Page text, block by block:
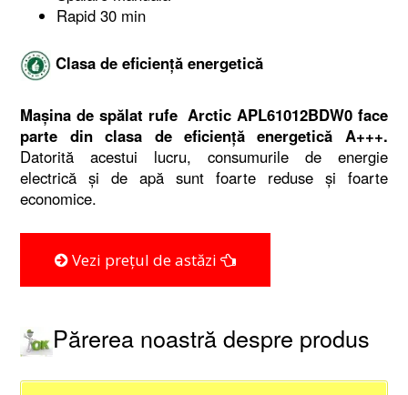
Rapid 30 min
Clasa de eficiență energetică
Mașina de spălat rufe Arctic APL61012BDW0 face
parte din clasa de eficiență energetică A+++.
Datorită acestui lucru, consumurile de energie
electrică și de apă sunt foarte reduse și foarte
economice.
Vezi prețul de astăzi
Părerea noastră despre produs